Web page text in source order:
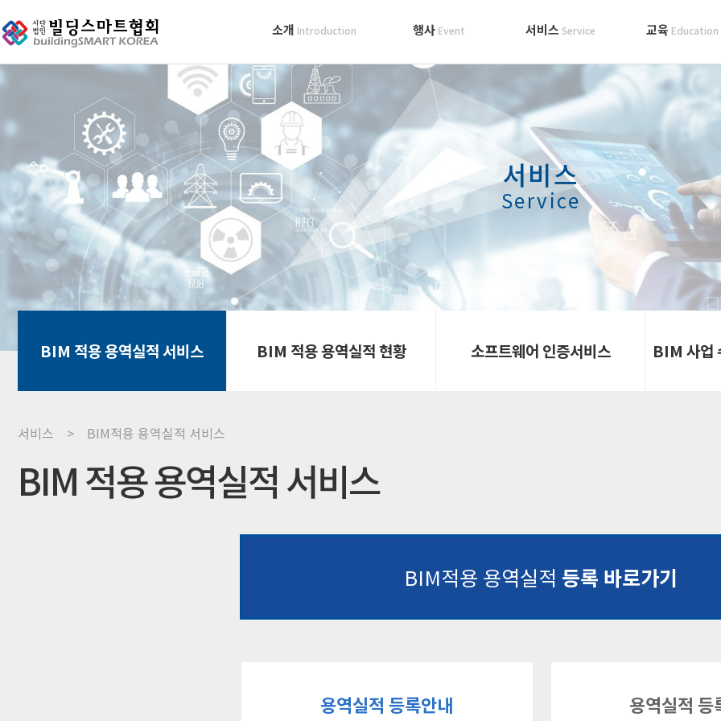
소개 Introduction 행사 Event 서비스 Service 교육 Education
서비스
Service
BIM 적용 용역실적 서비스 BIM 적용 용역실적 현황 소프트웨어 인증서비스 BIM 사업
서비스 > BIM적용 용역실적 서비스
BIM 적용 용역실적 서비스
BIM적용 용역실적 등록 바로가기
용역실적 등록안내 용역실적 등